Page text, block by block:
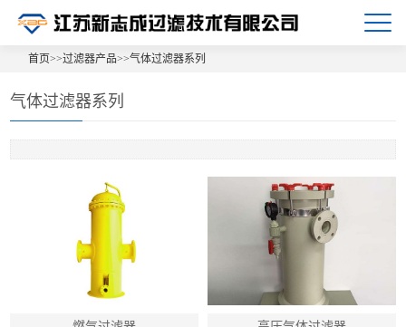
首页>>过滤器产品>>气体过滤器系列
气体过滤器系列